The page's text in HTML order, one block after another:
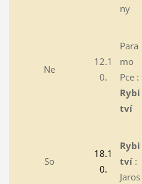
ny
Ne
12.1
0.
Para
mo
Pce :
Rybi
tví
So
18.1
0.
Rybi
tví:
Jaros